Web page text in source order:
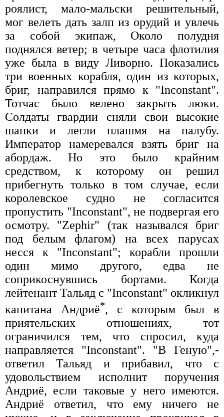
роялист, мало-мальски решительный,
мог велеть дать залп из орудий и увлечь
за собой экипаж, Около полудня
поднялся ветер; в четыре часа флотилия
уже была в виду Ливорно. Показались
три военных корабля, один из которых,
бриг, направился прямо к "Inconstant".
Тотчас было велено закрыть люки.
Солдаты гвардии сняли свои высокие
шапки и легли плашмя на палубу.
Император намеревался взять бриг на
абордаж. Но это было крайним
средством, к которому он решил
прибегнуть только в том случае, если
королевское судно не согласится
пропустить "Inconstant", не подвергая его
осмотру. "Zephir" (так назывался бриг
под белым флагом) на всех парусах
несся к "Inconstant"; корабли прошли
один мимо другого, едва не
соприкоснувшись бортами. Когда
лейтенант Тальяд с "Inconstant" окликнул
капитана Андриё*, с которым был в
приятельских отношениях, тот
ограничился тем, что спросил, куда
направляется "Inconstant". "В Геную",-
ответил Тальяд и прибавил, что с
удовольствием исполнит поручения
Андриё, если таковые у него имеются.
Андриё ответил, что ему ничего не